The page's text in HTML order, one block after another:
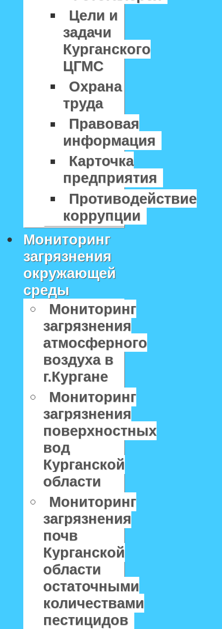
Цели и
задачи
Курганского
ЦГМС
Охрана
труда
Правовая
информация
Карточка
предприятия
Противодействие
коррупции
Мониторинг
загрязнения
окружающей
среды
Мониторинг
загрязнения
атмосферного
воздуха в
г.Кургане
Мониторинг
загрязнения
поверхностных
вод
Курганской
области
Мониторинг
загрязнения
почв
Курганской
области
остаточными
количествами
пестицидов